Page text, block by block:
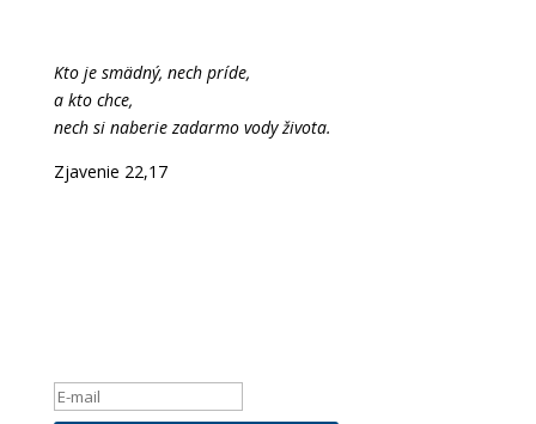
Kto je smädný, nech príde,
a kto chce,
nech si naberie zadarmo vody života.
Zjavenie 22,17